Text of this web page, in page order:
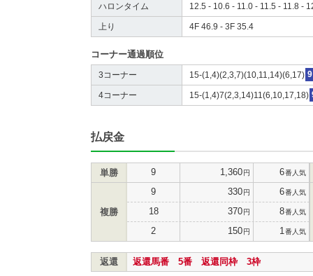
ハロンタイム 12.5 - 10.6 - 11.0 - 11.5 - 11.8 -
上り 4F 46.9 - 3F 35.4
コーナー通過順位
3コーナー 15-(1,4)(2,3,7)(10,11,14)(6,17) 9
4コーナー 15-(1,4)7(2,3,14)11(6,10,17,18)
払戻金
単勝 9 1,360円 6番人気
複勝
9 330円 6番人気
18 370円 8番人気
2 150円 1 番人気
返還 返還馬番 5番 返還同枠 3枠